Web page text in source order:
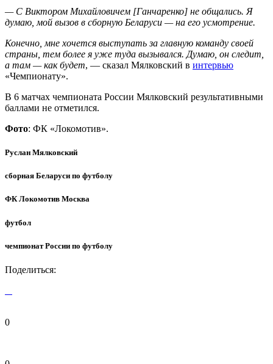
— С Виктором Михайловичем [Ганчаренко] не общались. Я
думаю, мой вызов в сборную Беларуси — на его усмотрение.
Конечно, мне хочется выступать за главную команду своей
страны, тем более я уже туда вызывался. Думаю, он следит,
а там — как будет, — сказал Мялковский в интервью
«Чемпионату».
В 6 матчах чемпионата России Мялковский результативными
баллами не отметился.
Фото: ФК «Локомотив».
Руслан Мялковский
сборная Беларуси по футболу
ФК Локомотив Москва
футбол
чемпионат России по футболу
Поделиться:
0